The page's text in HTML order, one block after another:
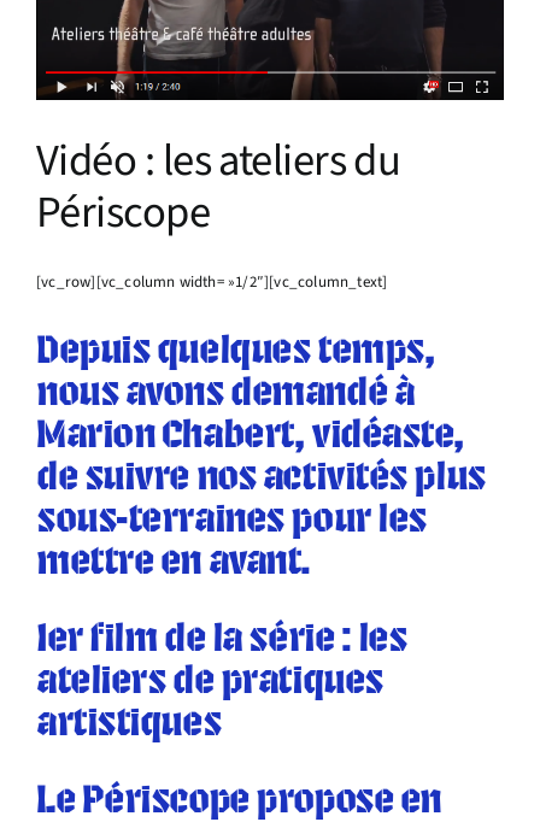
Infos pratiques
Vidéo : les ateliers du
Périscope
[vc_row][vc_column width= »1/2″][vc_column_text]
Depuis quelques temps,
nous avons demandé à
Marion Chabert, vidéaste,
de suivre nos activités plus
sous-terraines pour les
mettre en avant.
1er film de la série : les
ateliers de pratiques
artistiques
Le Périscope propose en